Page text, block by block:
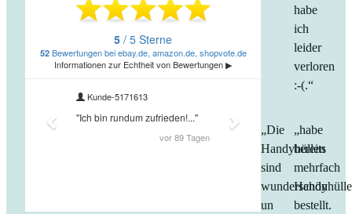
habe
ich
leider
verloren
:-(.“
„Die
Handyhüllen
sind
wunderschön
un
„habe
bereits
mehrfach
bestellt.